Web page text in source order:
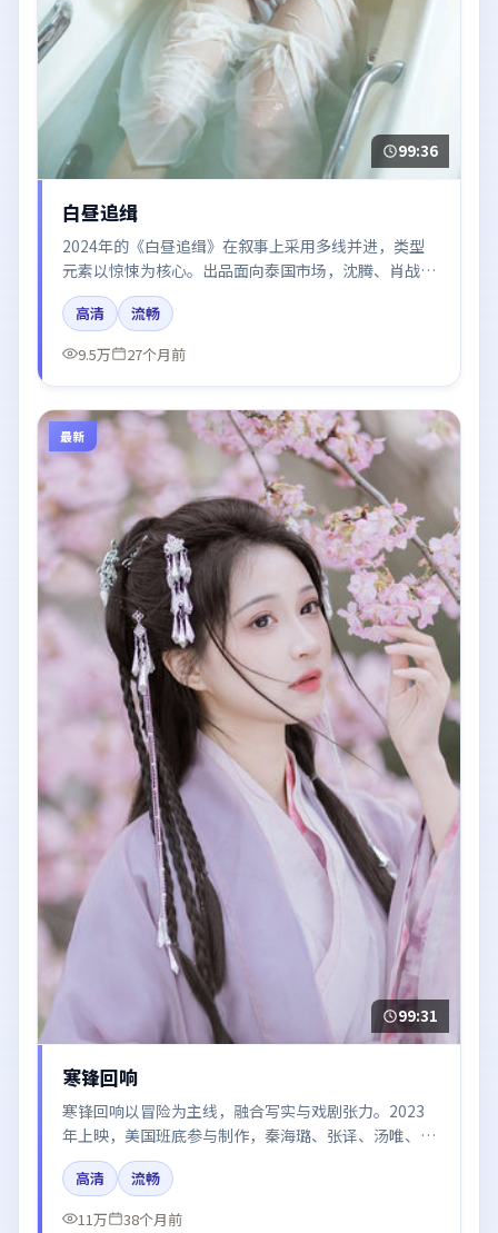
99:36
白昼追缉
2024年的《白昼追缉》在叙事上采用多线并进，类型
元素以惊悚为核心。出品面向泰国市场，沈腾、肖战、
杨幂所饰角色推动关键反转，结尾留白引发讨论。
高清
流畅
9.5万
27个月前
最新
99:31
寒锋回响
寒锋回响以冒险为主线，融合写实与戏剧张力。2023
年上映，美国班底参与制作，秦海璐、张译、汤唯、胡
歌、刘亦菲在片中呈现细腻表演，影像风格统一，配乐
与剪辑强化了情绪曲线。
高清
流畅
11万
38个月前